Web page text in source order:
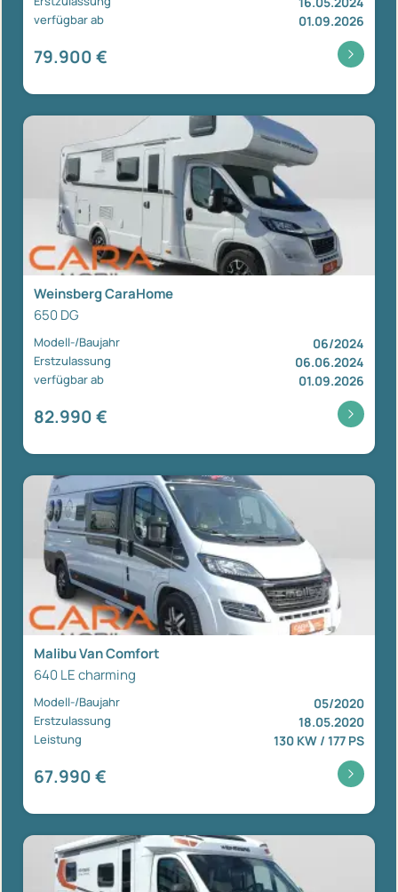
verfügbar ab 01.09.2026
79.900 €
Weinsberg CaraHome
650 DG
Modell-/Baujahr 06/2024
Erstzulassung 06.06.2024
verfügbar ab 01.09.2026
82.990 €
Malibu Van Comfort
640 LE charming
Modell-/Baujahr 05/2020
Erstzulassung 18.05.2020
Leistung 130 KW / 177 PS
67.990 €